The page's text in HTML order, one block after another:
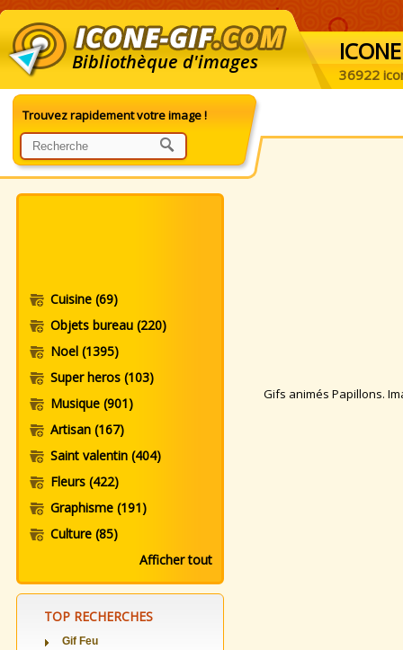
Bibliothèque d'images ICONE
36922
Trouvez rapidement votre image !
Cuisine (69)
Objets bureau (220)
Noel (1395)
Super heros (103)
Musique (901)
Artisan (167)
Saint valentin (404)
Fleurs (422)
Graphisme (191)
Culture (85)
Afficher tout
TOP RECHERCHES
Gif Feu
Gifs animés Papillons.